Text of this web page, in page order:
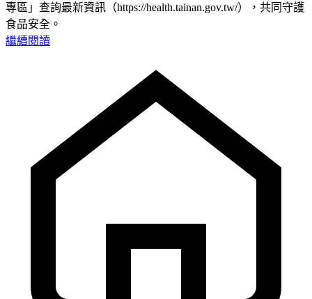
專區」查詢最新資訊（https://health.tainan.gov.tw/），共同守護
食品安全。
繼續閱讀